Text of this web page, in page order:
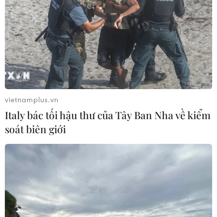
Đức kêu gọi EU thống nhất mục tiêu giảm
căng thẳng với Nga
16/04/2018 12:09
Trong một bài báo trên tờ Die Welt, Bộ trưởng châu Âu
của Đức Michael Roth cho rằng các lệnh trừng phạt của
đưa Nga đến bàn đàm phán.
vietnamplus.vn
Italy bác tối hậu thư của Tây Ban Nha về kiểm
soát biên giới